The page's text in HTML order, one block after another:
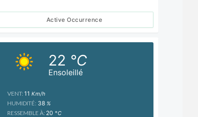
Active Occurrence
Ensoleillé
22 °C
VENT: 11 Km/h
HUMIDITÉ: 38%
RESSEMBLE À: 20 °C